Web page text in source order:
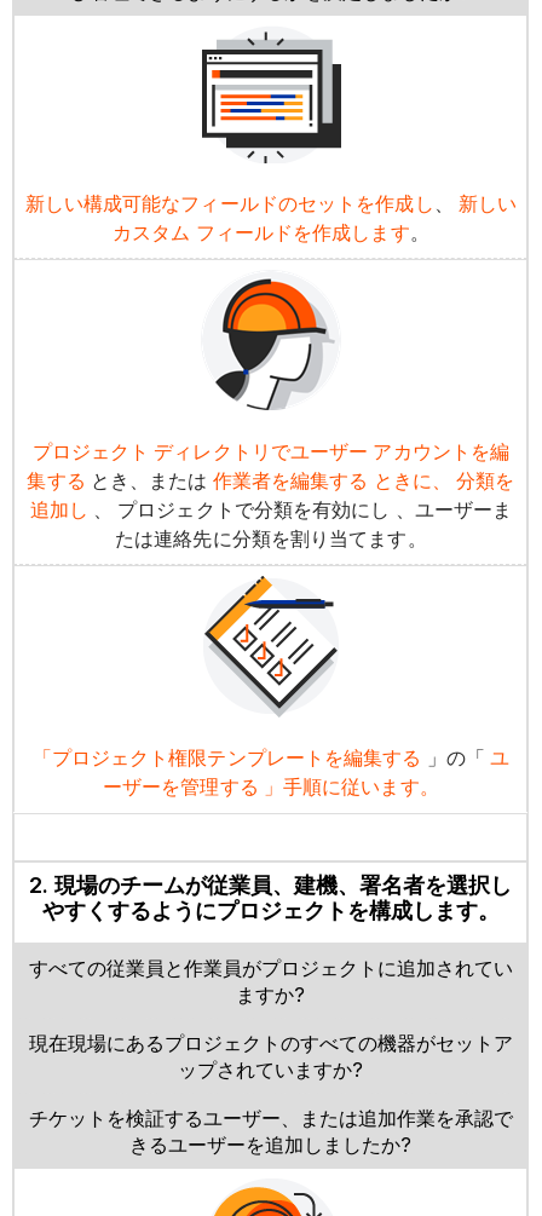
新しい構成可能なフィールドのセットを作成し 、 新しい
カスタム フィールドを作成します。
プロジェクト ディレクトリでユーザー アカウントを編
集する とき、または 作業者を編集する ときに、 分類を
追加し 、 プロジェクトで分類を有効にし 、ユーザーま
たは連絡先に分類を割り当てます。
「プロジェクト権限テンプレートを編集する 」の「 ユ
ーザーを管理する 」手順に従います。
2. 現場のチームが従業員、建機、署名者を選択し
やすくするようにプロジェクトを構成します。
すべての従業員と作業員がプロジェクトに追加されてい
ますか?
現在現場にあるプロジェクトのすべての機器がセットア
ップされていますか?
チケットを検証するユーザー、または追加作業を承認で
きるユーザーを追加しましたか?